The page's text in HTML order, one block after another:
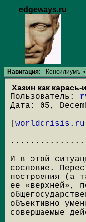
edgeways.ru
Навигация: Консилиумъ •
Хазин как
Пользователь:
Дата: 05,
worldcrisis.ru
И в этой
сословие.
построения (а
ее «верхней»,
объективно
совершаемые